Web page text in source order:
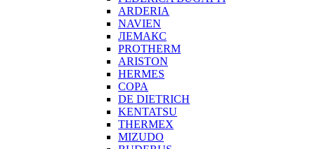
ARDERIA
NAVIEN
ЛЕМАКС
PROTHERM
ARISTON
HERMES
COPA
DE DIETRICH
KENTATSU
THERMEX
MIZUDO